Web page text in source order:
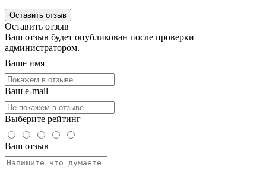
Оставить отзыв
Оставить отзыв
Ваш отзыв будет опубликован после проверки
администратором.
Ваше имя
Ваш e-mail
Выберите рейтинг
Ваш отзыв